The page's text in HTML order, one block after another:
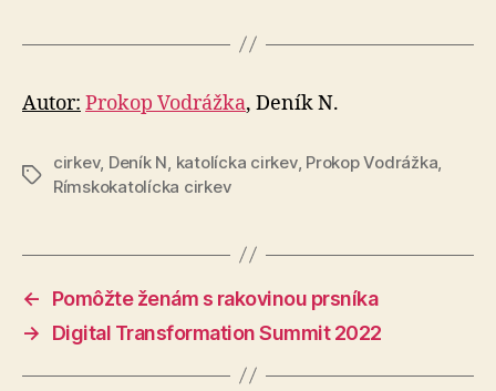
Autor: Prokop Vodrážka, Deník N.
Značky
cirkev, Deník N katolícka cirkev, Prokop Vodrážka
Rímskokatolícka cirkev
←
Pomôžte ženám s rakovinou prsníka
→
Digital Transformation Summit 2022